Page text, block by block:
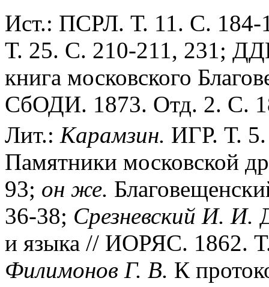
Ист.: ПСРЛ. Т. 11. С. 184-
Т. 25. С. 210-211, 231;
книга московского
СбОДИ. 1873. Отд. 2. С.
Лит.: Карамзин. ИГР. Т.
Памятники московской
93; он же.
36-38; Срезневский И. И.
и языка // ИОРЯС. 1862.
Филимонов Г. В. К